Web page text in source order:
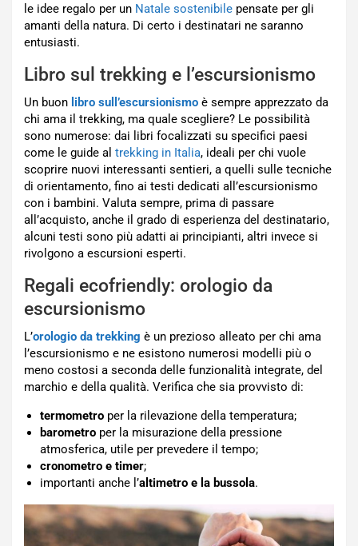
le idee regalo per un Natale sostenibile pensate per gli
amanti della natura. Di certo i destinatari ne saranno
entusiasti.
Libro sul trekking e l’escursionismo
Un buon libro sull’escursionismo è sempre apprezzato da
chi ama il trekking, ma quale scegliere? Le possibilità
sono numerose: dai libri focalizzati su specifici paesi
come le guide al trekking in Italia, ideali per chi vuole
scoprire nuovi interessanti sentieri, a quelli sulle tecniche
di orientamento, fino ai testi dedicati all’escursionismo
con i bambini. Valuta sempre, prima di passare
all’acquisto, anche il grado di esperienza del destinatario,
alcuni testi sono più adatti ai principianti, altri invece si
rivolgono a escursioni esperti.
Regali ecofriendly: orologio da
escursionismo
L’orologio da trekking è un prezioso alleato per chi ama
l’escursionismo e ne esistono numerosi modelli più o
meno costosi a seconda delle funzionalità integrate, del
marchio e della qualità. Verifica che sia provvisto di:
termometro per la rilevazione della temperatura;
barometro per la misurazione della pressione
atmosferica, utile per prevedere il tempo;
cronometro e timer;
importanti anche l’altimetro e la bussola.